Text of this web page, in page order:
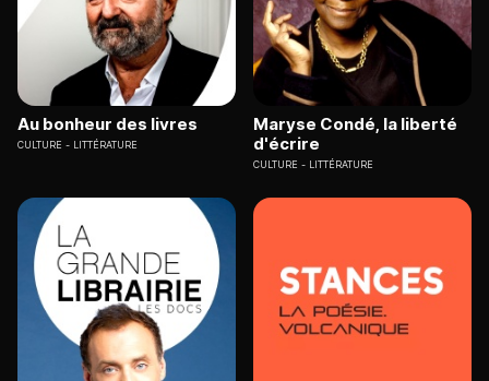
Au bonheur des livres
CULTURE LITTÉRATURE
Maryse Condé, la liberté
d'écrire
CULTURE LITTÉRATURE